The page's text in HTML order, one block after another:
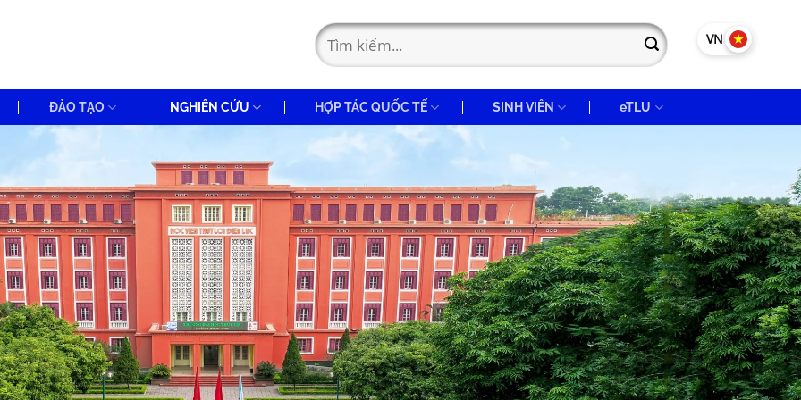
VN EN
ĐÀO TẠO NGHIÊN CỨU HỢP TÁC QUỐC TẾ SINH VIÊN eTLU